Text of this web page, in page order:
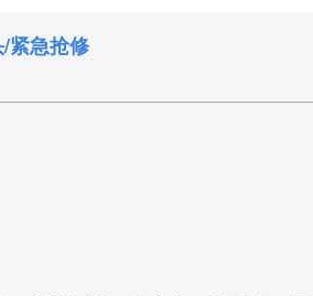
紧急抢修